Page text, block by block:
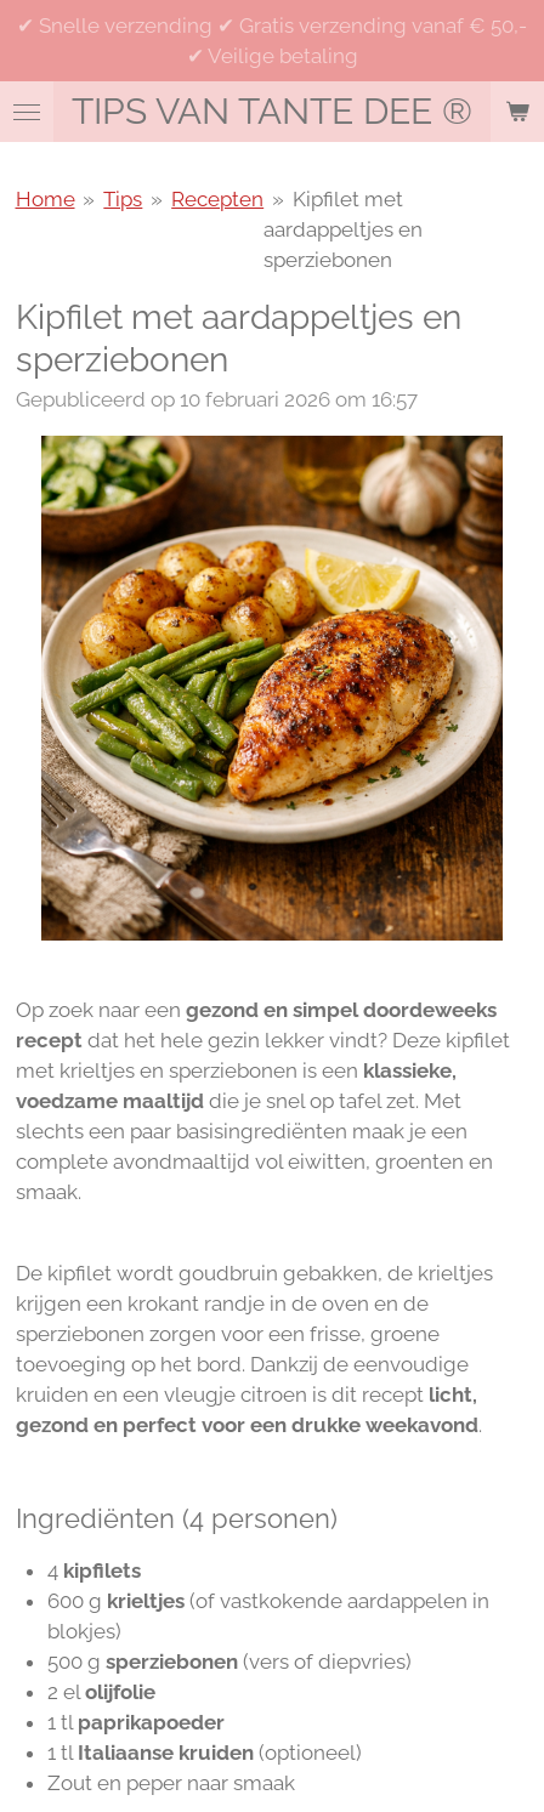
Ga
naar
de
hoofdinhoud
TIPS VAN TANTE DEE ®
✔ Snelle verzending ✔ Gratis verzending vanaf € 50,-
✔ Veilige betaling
Home » Tips » Recepten » Kipfilet met
aardappeltjes en
sperziebonen
Kipfilet met aardappeltjes en
sperziebonen
Gepubliceerd op 10 februari 2026 om 16:57
Op zoek naar een gezond en simpel doordeweeks
recept dat het hele gezin lekker vindt? Deze kipfilet
met krieltjes en sperziebonen is een klassieke,
voedzame maaltijddie je snel op tafel zet. Met
slechts een paar basisingrediënten maak je een
complete avondmaaltijd vol eiwitten, groenten en
smaak.
De kipfilet wordt goudbruin gebakken, de krieltjes
krijgen een krokant randje in de oven en de
sperziebonen zorgen voor een frisse, groene
toevoeging op het bord. Dankzij de eenvoudige
kruiden en een vleugje citroen is dit recept licht,
gezond en perfect voor een drukke weekavond.
Ingrediënten (4 personen)
4 kipfilets
600 g krieltjes(of vastkokende aardappelen in
blokjes)
500 g sperziebonen(vers of diepvries)
2 elolijfolie
1 tl paprikapoeder
1 tl Italiaanse kruiden(optioneel)
Zout en peper naar smaak